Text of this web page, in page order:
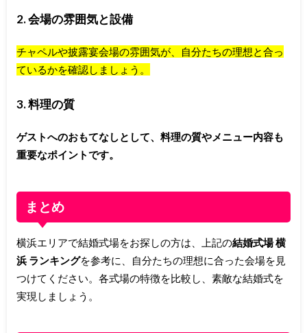
2. 会場の雰囲気と設備
チャペルや披露宴会場の雰囲気が、自分たちの理想と合っ
ているかを確認しましょう。
3. 料理の質
ゲストへのおもてなしとして、料理の質やメニュー内容も
重要なポイントです。
まとめ
横浜エリアで結婚式場をお探しの方は、上記の結婚式場 横
浜 ランキングを参考に、自分たちの理想に合った会場を見
つけてください。各式場の特徴を比較し、素敵な結婚式を
実現しましょう。